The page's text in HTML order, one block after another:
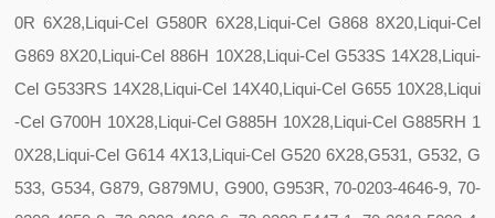
0R 6X28,Liqui-Cel G580R 6X28,Liqui-Cel G868 8X20,Liqui-Cel
G869 8X20,Liqui-Cel 886H 10X28,Liqui-Cel G533S 14X28,Liqui-
Cel G533RS 14X28,Liqui-Cel 14X40,Liqui-Cel G655 10X28,Liqui
-Cel G700H 10X28,Liqui-Cel G885H 10X28,Liqui-Cel G885RH 1
0X28,Liqui-Cel G614 4X13,Liqui-Cel G520 6X28,G531, G532, G
533, G534, G879, G879MU, G900, G953R, 70-0203-4646-9, 70-